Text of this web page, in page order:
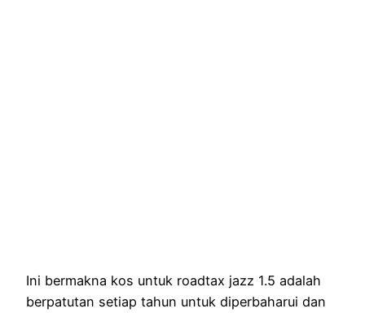
Ini bermakna kos untuk roadtax jazz 1.5 adalah
berpatutan setiap tahun untuk diperbaharui dan